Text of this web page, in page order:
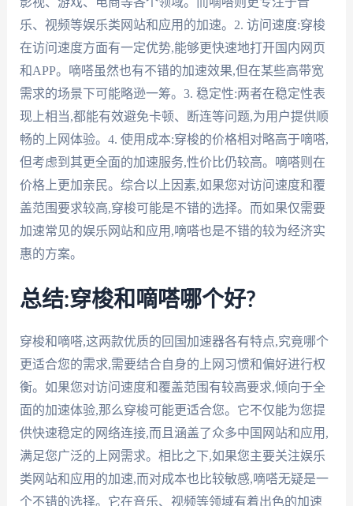
乐、视频等娱乐类网站和应用的加速。2. 访问速度:穿梭
在访问速度方面有一定优势,能够更快速地打开国内网页
和APP。嘀嗒虽然也有不错的加速效果,但在某些高带宽
需求的场景下可能略逊一筹。3. 稳定性:两者在稳定性表
现上相当,都能有效避免卡顿、断连等问题,为用户提供顺
畅的上网体验。4. 使用成本:穿梭的价格相对略高于嘀嗒,
但考虑到其更全面的加速服务,性价比仍较高。嘀嗒则在
价格上更加亲民。综合以上因素,如果您对访问速度和覆
盖范围要求较高,穿梭可能是不错的选择。而如果仅需要
加速常见的娱乐网站和应用,嘀嗒也是不错的较为经济实
惠的方案。
总结:穿梭和嘀嗒哪个好?
穿梭和嘀嗒,这两款优质的回国加速器各有特点,究竟哪个
更适合您的需求,需要结合自身的上网习惯和偏好进行权
衡。如果您对访问速度和覆盖范围有较高要求,倾向于全
面的加速体验,那么穿梭可能更适合您。它不仅能为您提
供快速稳定的网络连接,而且涵盖了众多中国网站和应用,
满足您广泛的上网需求。相比之下,如果您主要关注娱乐
类网站和应用的加速,而对成本也比较敏感,嘀嗒无疑是一
个不错的选择。它在音乐、视频等领域有着出色的加速